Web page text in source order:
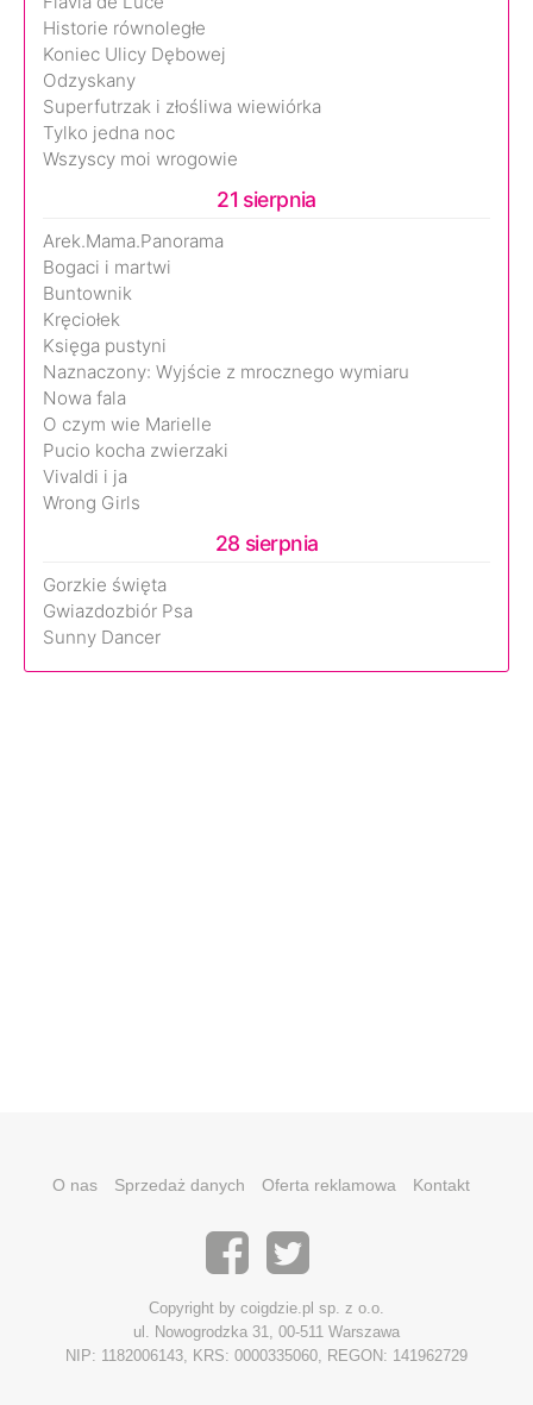
Historie równoległe
Koniec Ulicy Dębowej
Odzyskany
Superfutrzak i złośliwa wiewiórka
Tylko jedna noc
Wszyscy moi wrogowie
21 sierpnia
Arek.Mama.Panorama
Bogaci i martwi
Buntownik
Kręciołek
Księga pustyni
Naznaczony: Wyjście z mrocznego wymiaru
Nowa fala
O czym wie Marielle
Pucio kocha zwierzaki
Vivaldi i ja
Wrong Girls
28 sierpnia
Gorzkie święta
Gwiazdozbiór Psa
Sunny Dancer
O nas Sprzedaż danych Oferta reklamowa Kontakt
Copyright by coigdzie.pl sp. z o.o.
ul. Nowogrodzka 31, 00-511 Warszawa
NIP: 1182006143, KRS: 0000335060, REGON: 141962729